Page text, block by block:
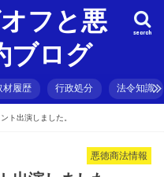
フと悪
ブログ
search
材履歴 行政処分 法令知識
ト出演しました。
悪徳商法情報